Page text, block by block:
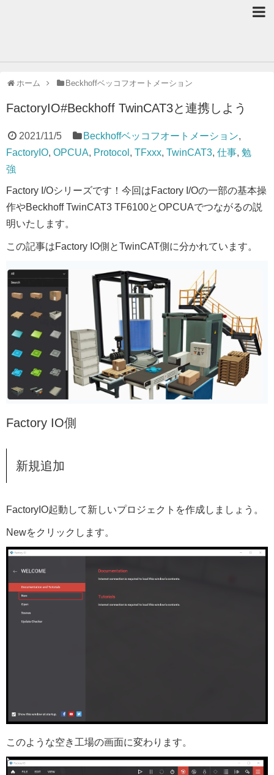
ホーム Beckhoffベッコフオートメーション
FactoryIO#Beckhoff TwinCAT3と連携しよう
2021/11/5 Beckhoffベッコフオートメーション,
FactoryIO, OPCUA, Protocol , TFxxx, TwinCAT3, 仕事, 勉
強
Factory I/Oシリーズです！今回はFactory I/Oの一部の基本操
作やBeckhoff TwinCAT3 TF6100とOPCUAでつながるの説
明いたします。
この記事はFactory IO側とTwinCAT側に分かれています。
Factory IO側
新規追加
FactoryIO起動して新しいプロジェクトを作成しましょう。
Newをクリックします。
このような空き工場の画面に変わります。